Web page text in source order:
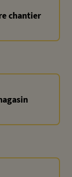
chantier